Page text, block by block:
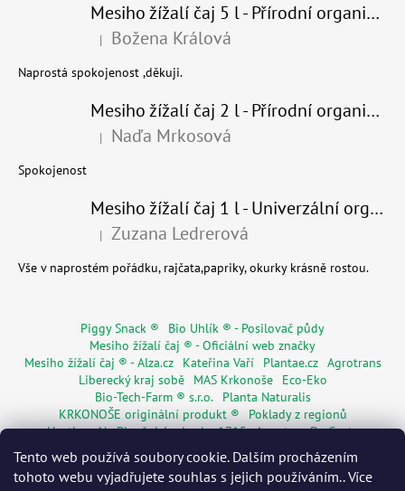
Tento web používá soubory cookie. Dalším procházením
tohoto webu vyjadřujete souhlas s jejich používáním.. Více
Mesiho žížalí čaj 5 l - Přírodní organické hnojivo 100% nature
Hodnocení produktu je 5 z 5 hvězdiček.
| Božena Králová
Naprostá spokojenost ,děkuji.
Mesiho žížalí čaj 2 l - Přírodní organické hnojivo 100% nature - recyklovaný obal
Hodnocení produktu je 5 z 5 hvězdiček.
| Naďa Mrkosová
Spokojenost
Mesiho žížalí čaj 1 l - Univerzální organické hnojivo
Hodnocení produktu je 5 z 5 hvězdiček.
| Zuzana Ledrerová
Vše v naprostém pořádku, rajčata,papriky, okurky krásně rostou.
Piggy Snack ®
Bio Uhlík ® - Posilovač půdy
Mesiho žížalí čaj ® - Oficiální web značky
Mesiho žížalí čaj ® - Alza.cz
Kateřina Vaří Plantae.cz Agrotrans
Liberecký kraj sobě
MAS Krkonoše
Eco-Eko
Bio-Tech-Farm ® s.r.o.
Planta Naturalis
KRKONOŠE originální produkt ®
Poklady z regionů
Hostinec Na Ploužnici od roku 1715 Agentura De Costy
Živá Dřevěnka
Regionální značky
Květinářství Mia s.r.o.
Rodinné pasy
Senior pas WORMÁK